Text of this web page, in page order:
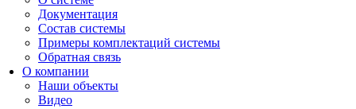
Документация
Состав системы
Примеры комплектаций системы
Обратная связь
О компании
Наши объекты
Видео